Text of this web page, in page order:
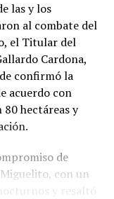
las y los
al combate del
el Titular del
Cardona,
confirmó la
acuerdo con
80 hectáreas y
de
con un